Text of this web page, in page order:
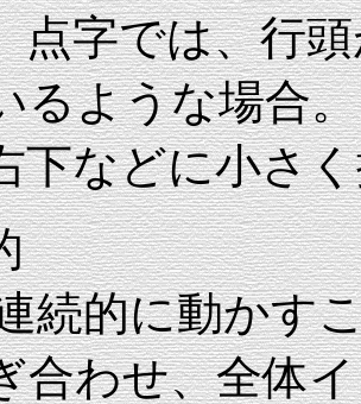
点字では、行
るような場合
下などに小さ
的に動かすこ
合わせ、全体